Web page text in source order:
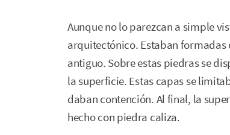
Aunque no lo parezcan a simple
arquitectónico. Estaban formadas
antiguo. Sobre estas piedras se
la superficie. Estas capas se
daban contención. Al final, la
hecho con piedra caliza.